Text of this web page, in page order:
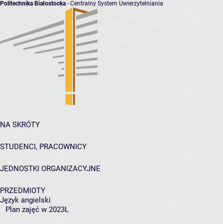
Politechnika Białostocka - Centralny System Uwierzytelniania
NA SKRÓTY
STUDENCI, PRACOWNICY
JEDNOSTKI ORGANIZACYJNE
PRZEDMIOTY
Język angielski
Plan zajęć w 2023L